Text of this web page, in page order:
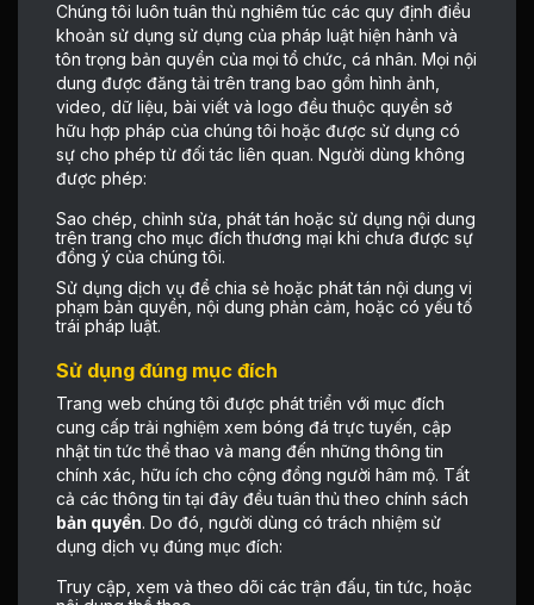
Chúng tôi luôn tuân thủ nghiêm túc các quy định điều
khoản sử dụng sử dụng của pháp luật hiện hành và
tôn trọng bản quyền của mọi tổ chức, cá nhân. Mọi nội
dung được đăng tải trên trang bao gồm hình ảnh,
video, dữ liệu, bài viết và logo đều thuộc quyền sở
hữu hợp pháp của chúng tôi hoặc được sử dụng có
sự cho phép từ đối tác liên quan. Người dùng không
được phép:
Sao chép, chỉnh sửa, phát tán hoặc sử dụng nội dung
trên trang cho mục đích thương mại khi chưa được sự
đồng ý của chúng tôi.
Sử dụng dịch vụ để chia sẻ hoặc phát tán nội dung vi
phạm bản quyền, nội dung phản cảm, hoặc có yếu tố
trái pháp luật.
Sử dụng đúng mục đích
Trang web chúng tôi được phát triển với mục đích
cung cấp trải nghiệm xem bóng đá trực tuyến, cập
nhật tin tức thể thao và mang đến những thông tin
chính xác, hữu ích cho cộng đồng người hâm mộ. Tất
cả các thông tin tại đây đều tuân thủ theo chính sách
bản quyền. Do đó, người dùng có trách nhiệm sử
dụng dịch vụ đúng mục đích:
Truy cập, xem và theo dõi các trận đấu, tin tức, hoặc